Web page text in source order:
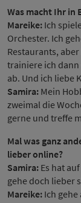
Was macht Ihr in
Mareike: Ich
Orchester. Ich
Restaurants,
trainiere ich
ab. Und ich liebe
Samira: Mein
zweimal die
gerne und treffe
Mal was ganz
lieber online?
Samira: Es hat
gehe doch lieber
Mareike: Ich